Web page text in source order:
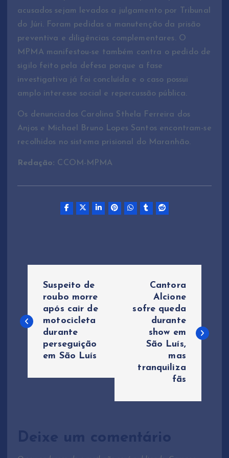
acusados sejam levados a julgamento por Tribunal
do Júri. Foram pedidas a manutenção da prisão
preventiva e diligências complementares. O
MPMA manifestou-se também contra o pedido de
sigilo feito pela defesa porque a fase
investigativa já foi concluída e o caso possui
amplo interesse social e repercussão pública.
Os denunciados Carolina Sthela Ferreira dos
Anjos e Michael Bruno Lopes Santos encontram-se
recolhidos no sistema prisional do Maranhão.
Redação: CCOM-MPMA
v
g
ç
ã
Suspeito de
roubo morre
após cair de
motocicleta
durante
perseguição
em São Luís
Cantora
Alcione
sofre queda
durante
show em
São Luís,
mas
tranquiliza
fãs
Deixe um comentário